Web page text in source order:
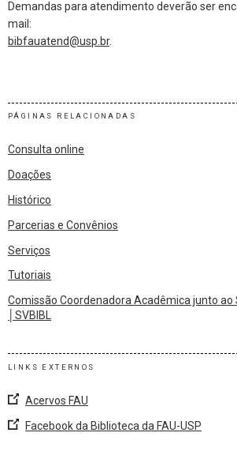
Demandas para atendimento deverão ser
mail:
bibfauatend@usp.br.
PÁGINAS RELACIONADAS
Consulta online
Doações
Histórico
Parcerias e Convênios
Serviços
Tutoriais
Comissão Coordenadora Acadêmica junto ao
│SVBIBL
LINKS EXTERNOS
Acervos FAU
Facebook da Biblioteca da FAU-USP